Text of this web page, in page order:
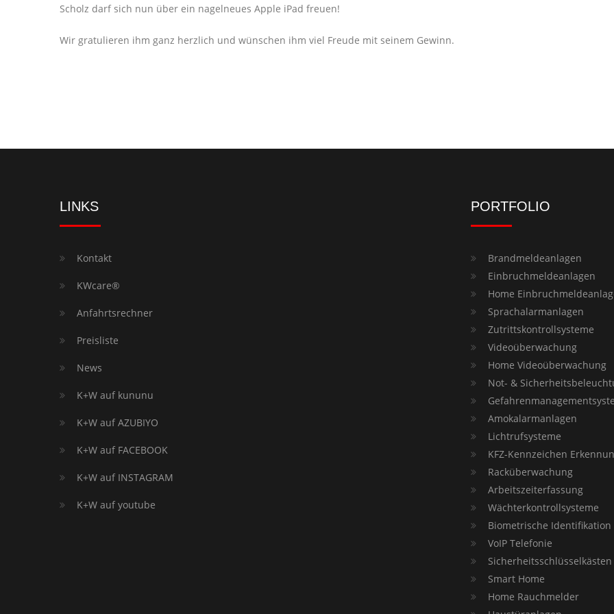
Scholz darf sich nun über ein nagelneues Apple iPad freuen!
Wir gratulieren ihm ganz herzlich und wünschen ihm viel Freude mit seinem Gewinn.
LINKS
Kontakt
KWcare®
Anfahrtsrechner
Preisliste
News
K+W auf kununu
K+W auf AZUBIYO
K+W auf FACEBOOK
K+W auf INSTAGRAM
K+W auf youtube
PORTFOLIO
Brandmeldeanlagen
Einbruchmeldeanlagen
Home
Sprachalarmanlagen
Zutrittskontrollsysteme
Videoüberwachung
Home Videoüberwachung
Not- &
Amokalarmanlagen
Lichtrufsysteme
KFZ-Kennzeichen
Racküberwachung
Arbeitszeiterfassung
Wächterkontrollsysteme
Biometrische Identifikation
VoIP Telefonie
Sicherheitsschlüsselkästen
Smart Home
Home Rauchmelder